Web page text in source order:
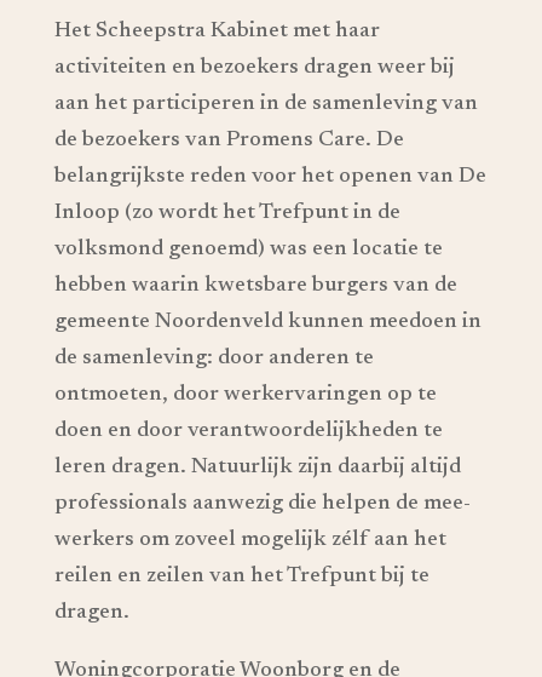
Het Scheepstra Kabinet met haar
activiteiten en bezoekers dragen weer bij
aan het participeren in de samenleving van
de bezoekers van Promens Care. De
belangrijkste reden voor het openen van De
Inloop (zo wordt het Trefpunt in de
volksmond genoemd) was een locatie te
hebben waarin kwetsbare burgers van de
gemeente Noordenveld kunnen meedoen in
de samenleving: door anderen te
ontmoeten, door werkervaringen op te
doen en door verantwoordelijkheden te
leren dragen. Natuurlijk zijn daarbij altijd
professionals aanwezig die helpen de mee-
werkers om zoveel mogelijk zélf aan het
reilen en zeilen van het Trefpunt bij te
dragen.
Woningcorporatie Woonborg en de